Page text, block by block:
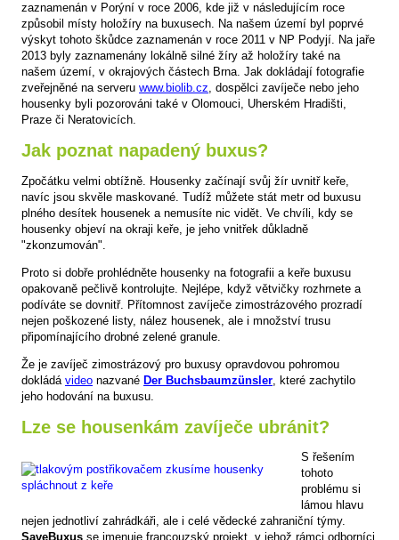
zaznamenán v Porýní v roce 2006, kde již v následujícím roce
způsobil místy holožíry na buxusech. Na našem území byl poprvé
výskyt tohoto škůdce zaznamenán v roce 2011 v NP Podyjí. Na jaře
2013 byly zaznamenány lokálně silné žíry až holožíry také na
našem území, v okrajových částech Brna. Jak dokládají fotografie
zveřejněné na serveru www.biolib.cz, dospělci zavíječe nebo jeho
housenky byli pozorováni také v Olomouci, Uherském Hradišti,
Praze či Neratovicích.
Jak poznat napadený buxus?
Zpočátku velmi obtížně. Housenky začínají svůj žír uvnitř keře,
navíc jsou skvěle maskované. Tudíž můžete stát metr od buxusu
plného desítek housenek a nemusíte nic vidět. Ve chvíli, kdy se
housenky objeví na okraji keře, je jeho vnitřek důkladně
"zkonzumován".
Proto si dobře prohlédněte housenky na fotografii a keře buxusu
opakovaně pečlivě kontrolujte. Nejlépe, když větvičky rozhrnete a
podíváte se dovnitř. Přítomnost zavíječe zimostrázového prozradí
nejen poškozené listy, nález housenek, ale i množství trusu
připomínajícího drobné zelené granule.
Že je zavíječ zimostrázový pro buxusy opravdovou pohromou
dokládá video nazvané Der Buchsbaumzünsler , které zachytilo
jeho hodování na buxusu.
Lze se housenkám zavíječe ubránit?
S řešením
tohoto
problému si
lámou hlavu
nejen jednotliví zahrádkáři, ale i celé vědecké zahraniční týmy.
SaveBuxus se jmenuje francouzský projekt, v jehož rámci odborníci